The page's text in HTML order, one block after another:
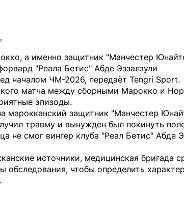
а именно защитник "Манчестер
"Реала Бетис" Абде Эззалзули
началом ЧМ-2026, передаёт Tengri Sport.
матча между сборными Марокко и
эпизоды.
марокканский защитник "Манчестер
травму и вынужден был покинуть
не смог вингер клуба "Реал Бетис" Абде
источники, медицинская бригада
обследования, чтобы определить